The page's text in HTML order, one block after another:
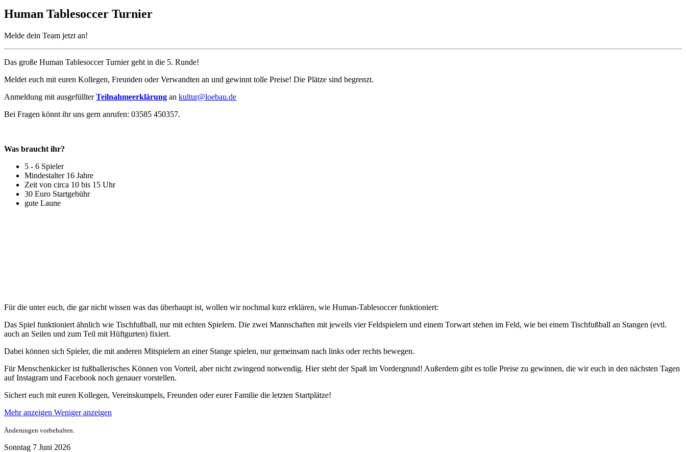
Human Tablesoccer Turnier
Melde dein Team jetzt an!
Das große Human Tablesoccer Turnier geht in die 5. Runde!
Meldet euch mit euren Kollegen, Freunden oder Verwandten an und gewinnt tolle Preise! Die Plätze sind begrenzt.
Anmeldung mit ausgefüllterTeilnahmeerklärung an kultur@loebau.de
Bei Fragen könnt ihr uns gern anrufen: 03585 450357.
Was braucht ihr?
5 - 6 Spieler
Mindestalter 16 Jahre
Zeit von circa 10 bis 15 Uhr
30 Euro Startgebühr
gute Laune
Für die unter euch, die gar nicht wissen was das überhaupt ist, wollen wir nochmal kurz erklären, wie Human-Tablesoccer funktioniert:
Das Spiel funktioniert ähnlich wie Tischfußball, nur mit echten Spielern. Die zwei Mannschaften mit jeweils vier Feldspielern und einem Torwart stehen im Feld, wie bei einem Tischfußball an Stangen (evtl.
auch an Seilen und zum Teil mit Hüftgurten) fixiert.
Dabei können sich Spieler, die mit anderen Mitspielern an einer Stange spielen, nur gemeinsam nach links oder rechts bewegen.
Für Menschenkicker ist fußballerisches Können von Vorteil, aber nicht zwingend notwendig. Hier steht der Spaß im Vordergrund! Außerdem gibt es tolle Preise zu gewinnen, die wir euch in den nächsten Tagen
auf Instagram und Facebook noch genauer vorstellen.
Sichert euch mit euren Kollegen, Vereinskumpels, Freunden oder eurer Familie die letzten Startplätze!
Mehr anzeigen Weniger anzeigen
Änderungen vorbehalten.
Sonntag 7 Juni 2026